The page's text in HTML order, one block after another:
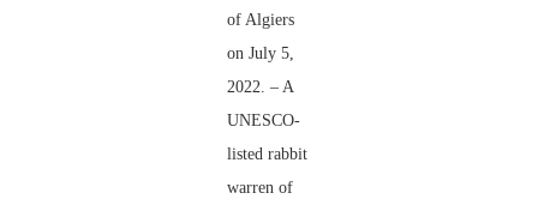
of Algiers
on July 5,
2022. – A
UNESCO-
listed rabbit
warren of